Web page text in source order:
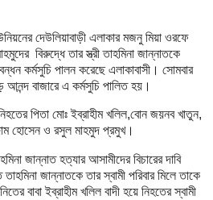
দেউলিয়াবাড়ী এলাকার মজনু মিয়া ওরফে
বিরুদ্ধে তার স্ত্রী তাহমিনা জান্নাতকে
কর্মসুচি পালন করেছে এলাকাবাসী। সোমবার
আনন্দ বাজারে এ কর্মসুচি পালিত হয়।
পিতা মোঃ ইব্রাহীম খলিল,বোন জয়নব খাতুন,
হোসেন ও রসুল মাহমুদ প্রমুখ।
জান্নাত হত্যার আসামীদের বিচারের দাবি
জান্নাতকে তার স্বামী পরিবার মিলে তাকে
বাবা ইব্রাহীম খলিল বাদী হয়ে নিহতের স্বামী